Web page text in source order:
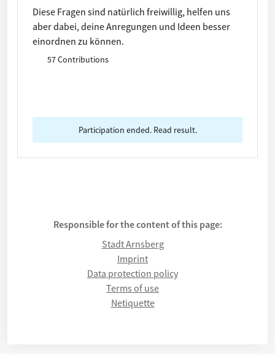
Diese Fragen sind natürlich freiwillig, helfen uns
aber dabei, deine Anregungen und Ideen besser
einordnen zu können.
57 Contributions
Participation ended. Read result.
Responsible for the content of this page:
Stadt Arnsberg
Imprint
Data protection policy
Terms of use
Netiquette